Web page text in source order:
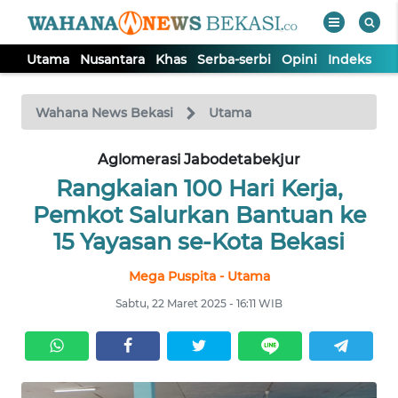
Utama Nusantara Khas Serba-serbi Opini Indeks
Wahana News Bekasi Utama
Aglomerasi Jabodetabekjur
Rangkaian 100 Hari Kerja,
Pemkot Salurkan Bantuan ke
15 Yayasan se-Kota Bekasi
Mega Puspita - Utama
Sabtu, 22 Maret 2025 - 16:11 WIB
TV
Tutup
NUSANTARA
SERBI
OPINI